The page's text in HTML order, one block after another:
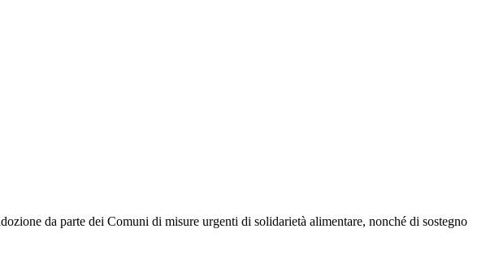
da parte dei Comuni di misure urgenti di solidarietà alimentare, nonché di sostegno